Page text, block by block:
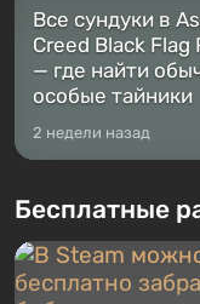
Все сундуки в
Creed Black Flag
— где найти
особые тайники
2 недели назад
Бесплатные